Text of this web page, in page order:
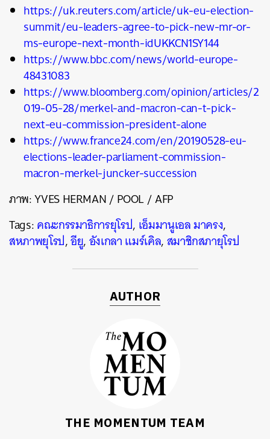
https://uk.reuters.com/article/uk-eu-election-
summit/eu-leaders-agree-to-pick-new-mr-or-
ms-europe-next-month-idUKKCN1SY144
https://www.bbc.com/news/world-europe-
48431083
https://www.bloomberg.com/opinion/articles/2
019-05-28/merkel-and-macron-can-t-pick-
next-eu-commission-president-alone
https://www.france24.com/en/20190528-eu-
elections-leader-parliament-commission-
macron-merkel-juncker-succession
ภาพ: YVES HERMAN / POOL / AFP
Tags:คณะกรรมาธิการยุโรป, เอ็มมานูเอล มาครง,
สหภาพยุโรป,อียู,อังเกลา แมร์เคิล,สมาชิกสภายุโรป
AUTHOR
THE MOMENTUM TEAM